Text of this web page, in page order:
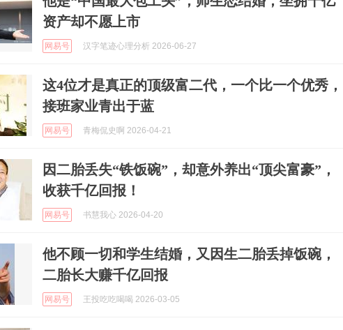
资产却不愿上市
网易号 汉字笔迹心理分析 2026-06-27
这4位才是真正的顶级富二代，一个比一个优秀，
接班家业青出于蓝
网易号 青梅侃史啊 2026-04-21
因二胎丢失“铁饭碗”，却意外养出“顶尖富豪”，
收获千亿回报！
网易号 书慧我心 2026-04-20
他不顾一切和学生结婚，又因生二胎丢掉饭碗，
二胎长大赚千亿回报
网易号 王投吃吃喝喝 2026-03-05